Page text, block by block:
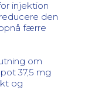
injektion
den
færre
om
37,5 mg
og